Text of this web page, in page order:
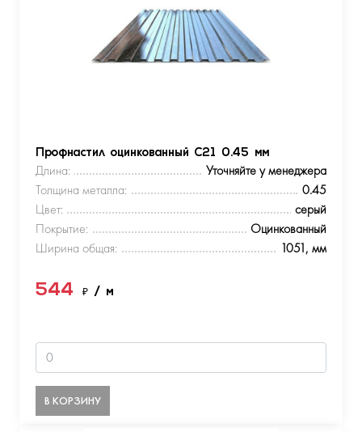
Профнастил оцинкованный С21 0.45 мм
Длина:
Уточняйте у менеджера
Толщина металла:
0.45
Цвет:
серый
Покрытие:
Оцинкованный
Ширина общая:
1051, мм
544 ₽ / м
В КОРЗИНУ